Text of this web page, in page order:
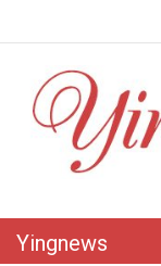
Yingnews